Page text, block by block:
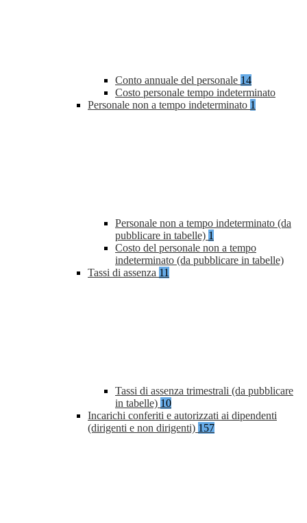
Conto annuale del personale 14
Costo personale tempo indeterminato
Personale non a tempo indeterminato 1
Personale non a tempo indeterminato (da
pubblicare in tabelle) 1
Costo del personale non a tempo
indeterminato (da pubblicare in tabelle)
Tassi di assenza 11
Tassi di assenza trimestrali (da pubblicare
in tabelle) 10
Incarichi conferiti e autorizzati ai dipendenti
(dirigenti e non dirigenti) 157